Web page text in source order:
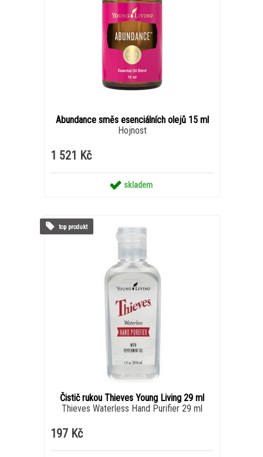
Abundance směs esenciálních olejů 15 ml
Hojnost
1 521 Kč
skladem
Čistič rukou Thieves Young Living 29 ml
Thieves Waterless Hand Purifier 29 ml
197 Kč
top produkt